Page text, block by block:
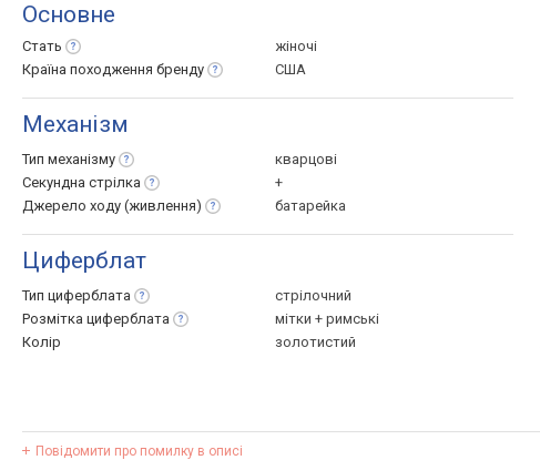
Основне
Стать
жіночі
Країна походження бренду США
Механізм
Тип механізму
кварцові
Секундна стрілка
+
Джерело ходу (живлення) батарейка
Циферблат
Тип циферблата
стрілочний
Розмітка циферблата
мітки + римські
Колір
золотистий
Повідомити про помилку в описі